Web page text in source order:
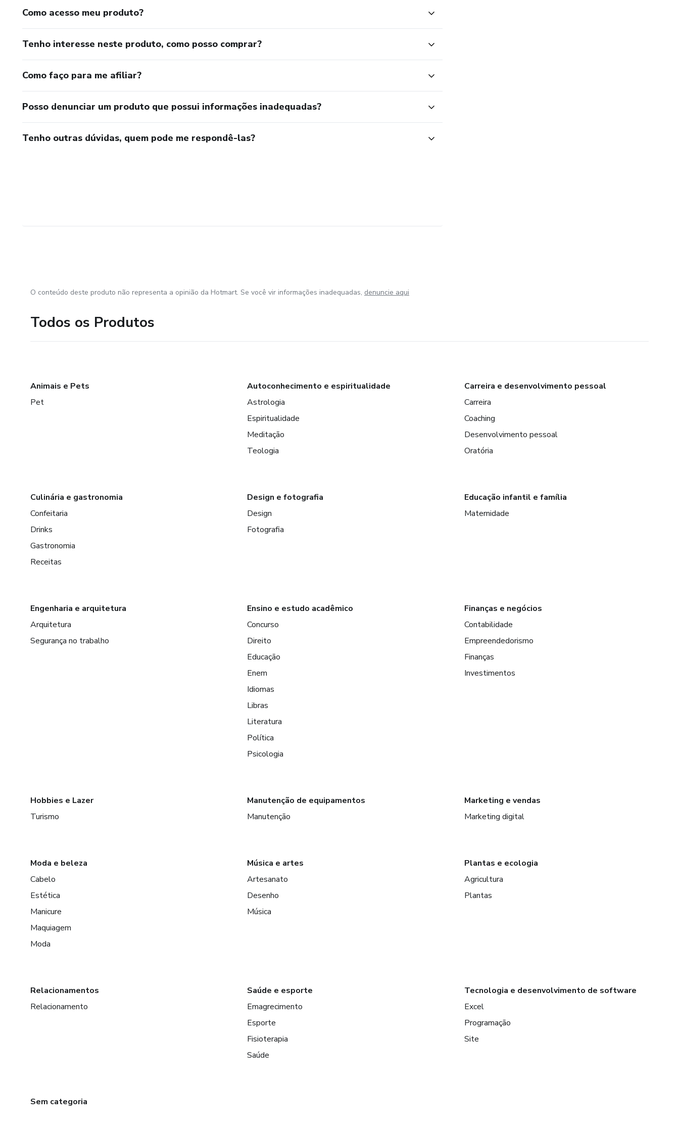
Tempo de leitura: 30-45 minutos
Acesso: Imediato após a compra
💡 OBJETIVO DO EBOOK:
técnicas.
Como acesso meu produto?
Tenho interesse neste produto, como posso comprar?
Como faço para me afiliar?
Posso denunciar um produto que possui informações inadequadas?
Tenho outras dúvidas, quem pode me respondê-las?
O conteúdo deste produto não representa a opinião da Hotmart. Se você vir informações inadequadas, denuncie aqui
Todos os Produtos
Animais e Pets
Pet
Autoconhecimento e espiritualidade
Astrologia
Espiritualidade
Meditação
Teologia
Carreira e desenvolvimento pessoal
Carreira
Coaching
Desenvolvimento pessoal
Oratória
Culinária e gastronomia
Confeitaria
Drinks
Gastronomia
Receitas
Design e fotografia
Design
Fotografia
Educação infantil e família
Maternidade
Engenharia e arquitetura
Arquitetura
Segurança no trabalho
Ensino e estudo acadêmico
Concurso
Direito
Educação
Enem
Idiomas
Libras
Literatura
Política
Psicologia
Finanças e negócios
Contabilidade
Empreendedorismo
Finanças
Investimentos
Hobbies e Lazer
Turismo
Manutenção de equipamentos
Manutenção
Marketing e vendas
Marketing digital
Moda e beleza
Cabelo
Estética
Manicure
Maquiagem
Moda
Música e artes
Artesanato
Desenho
Música
Plantas e ecologia
Agricultura
Plantas
Relacionamentos
Relacionamento
Saúde e esporte
Emagrecimento
Esporte
Fisioterapia
Saúde
Tecnologia e desenvolvimento de software
Excel
Programação
Site
Sem categoria